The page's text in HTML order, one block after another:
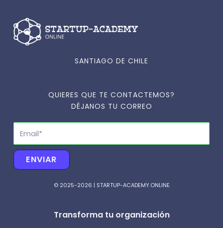
SANTIAGO DE CHILE
QUIERES QUE TE CONTACTEMOS?
DÉJANOS TU CORREO
ENVIAR
© 2025-2026 | STARTUP-ACADEMY.ONLINE
Transforma tu organización